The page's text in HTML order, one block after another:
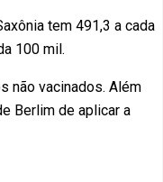
tem 491,3 a cada
100 mil.
não vacinados. Além
Berlim de aplicar a